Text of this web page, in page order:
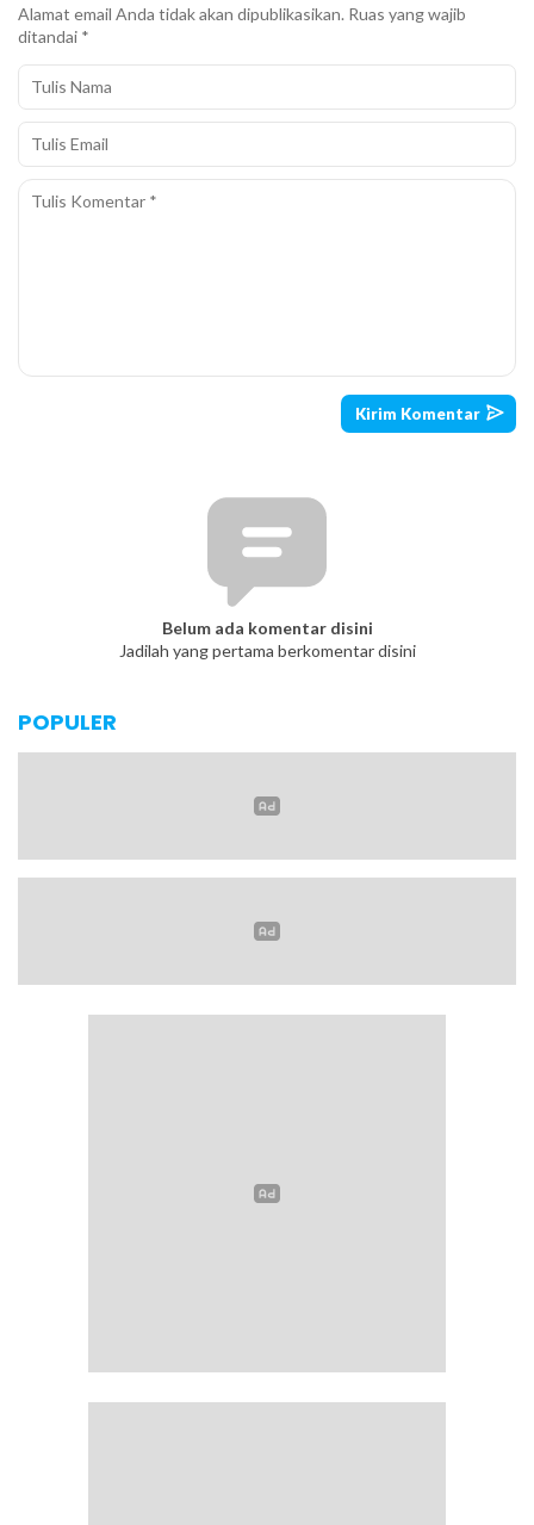
Alamat email Anda tidak akan dipublikasikan. Ruas yang wajib
ditandai *
Belum ada komentar disini
Jadilah yang pertama berkomentar disini
POPULER